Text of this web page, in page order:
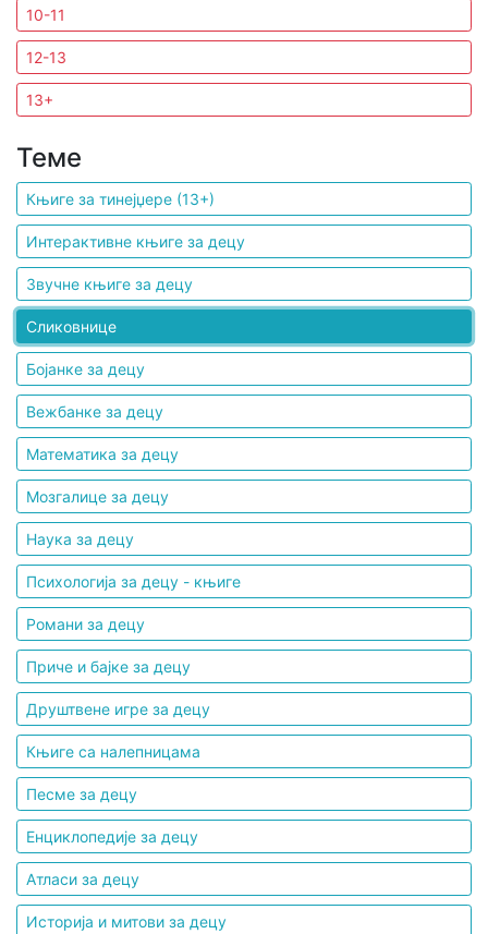
Мој
налог
10-11
12-13
13+
Теме
Књиге за тинејџере (13+)
Интерактивне књиге за децу
Звучне књиге за децу
Сликовнице
Бојанке за децу
Вежбанке за децу
Математика за децу
Мозгалице за децу
Наука за децу
Психологија за децу - књиге
Романи за децу
Приче и бајке за децу
Друштвене игре за децу
Књиге са налепницама
Песме за децу
Енциклопедије за децу
Атласи за децу
Историја и митови за децу